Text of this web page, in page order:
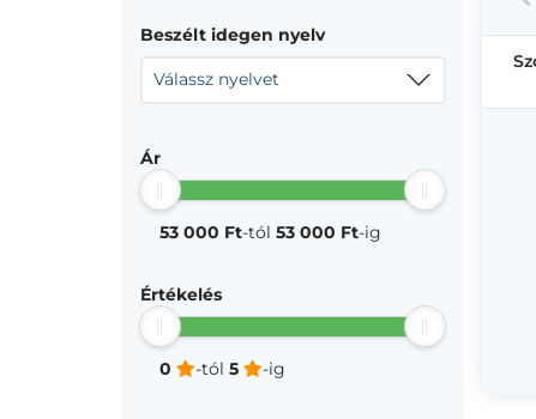
Beszélt idegen nyelv
Válassz nyelvet
Ár
53 000 Ft-tól 53 000 Ft-ig
Értékelés
0 -tól 5 -ig